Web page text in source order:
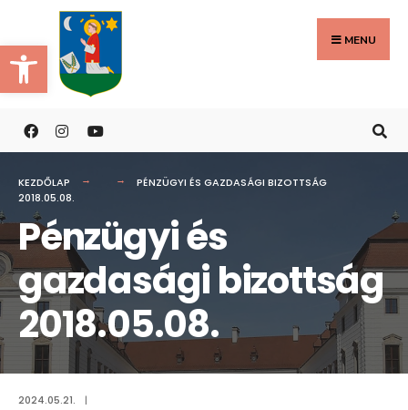
Eszköztár megnyitása
to
content
MENU
KEZDŐLAP
PÉNZÜGYI ÉS GAZDASÁGI BIZOTTSÁG
2018.05.08.
Pénzügyi és
gazdasági bizottság
2018.05.08.
2024.05.21. |
Search